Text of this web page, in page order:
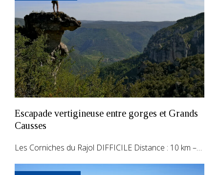
Escapade vertigineuse entre gorges et Grands
Causses
Les Corniches du Rajol DIFFICILE Distance : 10 km –…